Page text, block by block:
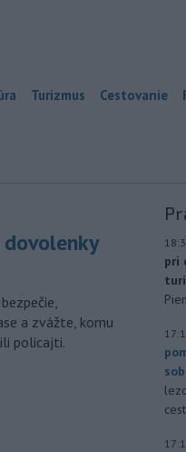
Turizmus Cestovanie
dovolenky
a zvážte, komu
policajti.
pri